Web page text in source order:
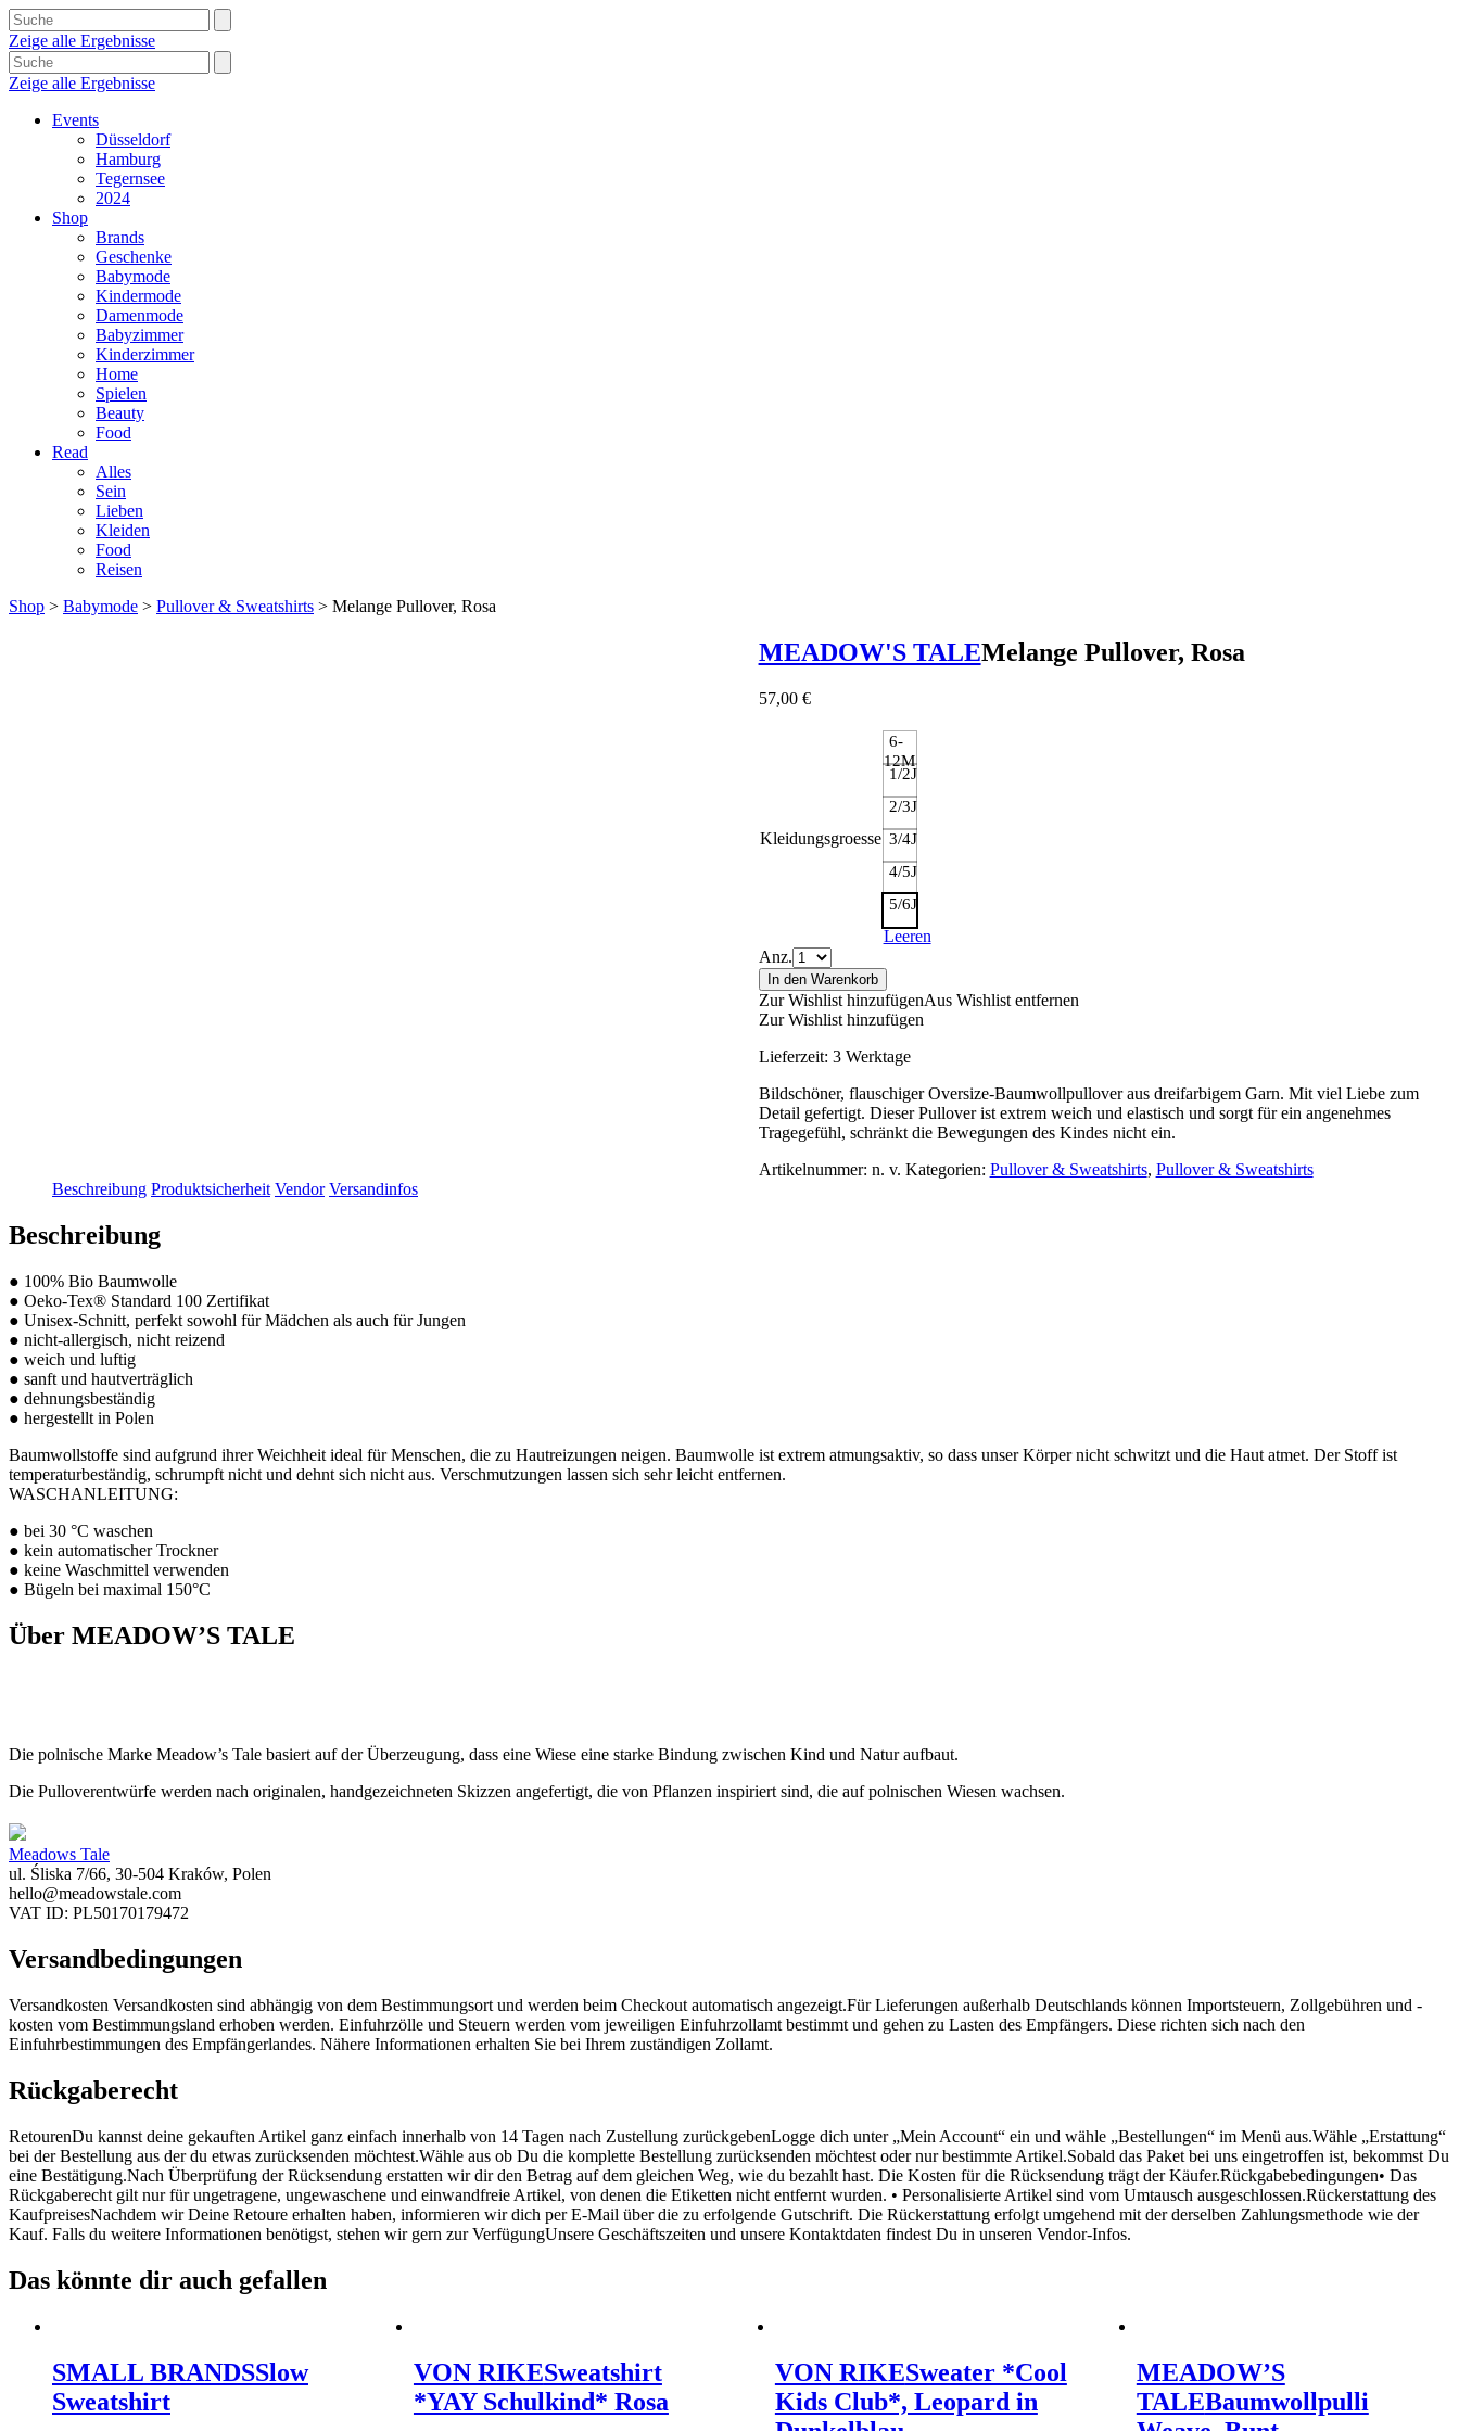
Zeige alle Ergebnisse
Zeige alle Ergebnisse
Events
Düsseldorf
Hamburg
Tegernsee
2024
Shop
Brands
Geschenke
Babymode
Kindermode
Damenmode
Babyzimmer
Kinderzimmer
Home
Spielen
Beauty
Food
Read
Alles
Sein
Lieben
Kleiden
Food
Reisen
Shop > Babymode > Pullover & Sweatshirts > Melange Pullover, Rosa
MEADOW'S TALEMelange Pullover, Rosa
57,00 €
Kleidungsgroesse
6-
12M
1/2J
2/3J
3/4J
4/5J
5/6J
Leeren
Anz.
In den Warenkorb
Zur Wishlist hinzufügenAus Wishlist entfernen
Zur Wishlist hinzufügen
Lieferzeit: 3 Werktage
Bildschöner, flauschiger Oversize-Baumwollpullover aus dreifarbigem Garn. Mit viel Liebe zum
Detail gefertigt. Dieser Pullover ist extrem weich und elastisch und sorgt für ein angenehmes
Tragegefühl, schränkt die Bewegungen des Kindes nicht ein.
Artikelnummer: n. v. Kategorien: Pullover & Sweatshirts, Pullover & Sweatshirts
Beschreibung Produktsicherheit Vendor Versandinfos
Beschreibung
● 100% Bio Baumwolle
● Oeko-Tex® Standard 100 Zertifikat
● Unisex-Schnitt, perfekt sowohl für Mädchen als auch für Jungen
● nicht-allergisch, nicht reizend
● weich und luftig
● sanft und hautverträglich
● dehnungsbeständig
● hergestellt in Polen
Baumwollstoffe sind aufgrund ihrer Weichheit ideal für Menschen, die zu Hautreizungen neigen. Baumwolle ist extrem atmungsaktiv, so dass unser Körper nicht schwitzt und die Haut atmet. Der Stoff ist
temperaturbeständig, schrumpft nicht und dehnt sich nicht aus. Verschmutzungen lassen sich sehr leicht entfernen.
WASCHANLEITUNG:
● bei 30 °C waschen
● kein automatischer Trockner
● keine Waschmittel verwenden
● Bügeln bei maximal 150°C
Über MEADOW’S TALE
Die polnische Marke Meadow’s Tale basiert auf der Überzeugung, dass eine Wiese eine starke Bindung zwischen Kind und Natur aufbaut.
Die Pulloverentwürfe werden nach originalen, handgezeichneten Skizzen angefertigt, die von Pflanzen inspiriert sind, die auf polnischen Wiesen wachsen.
Meadows Tale
ul. Śliska 7/66, 30-504 Kraków, Polen
hello@meadowstale.com
VAT ID: PL50170179472
Versandbedingungen
Versandkosten Versandkosten sind abhängig von dem Bestimmungsort und werden beim Checkout automatisch angezeigt.Für Lieferungen außerhalb Deutschlands können Importsteuern, Zollgebühren und -
kosten vom Bestimmungsland erhoben werden. Einfuhrzölle und Steuern werden vom jeweiligen Einfuhrzollamt bestimmt und gehen zu Lasten des Empfängers. Diese richten sich nach den
Einfuhrbestimmungen des Empfängerlandes. Nähere Informationen erhalten Sie bei Ihrem zuständigen Zollamt.
Rückgaberecht
RetourenDu kannst deine gekauften Artikel ganz einfach innerhalb von 14 Tagen nach Zustellung zurückgebenLogge dich unter „Mein Account“ ein und wähle „Bestellungen“ im Menü aus.Wähle „Erstattung“
bei der Bestellung aus der du etwas zurücksenden möchtest.Wähle aus ob Du die komplette Bestellung zurücksenden möchtest oder nur bestimmte Artikel.Sobald das Paket bei uns eingetroffen ist, bekommst Du
eine Bestätigung.Nach Überprüfung der Rücksendung erstatten wir dir den Betrag auf dem gleichen Weg, wie du bezahlt hast. Die Kosten für die Rücksendung trägt der Käufer.Rückgabebedingungen• Das
Rückgaberecht gilt nur für ungetragene, ungewaschene und einwandfreie Artikel, von denen die Etiketten nicht entfernt wurden. • Personalisierte Artikel sind vom Umtausch ausgeschlossen.Rückerstattung des
KaufpreisesNachdem wir Deine Retoure erhalten haben, informieren wir dich per E-Mail über die zu erfolgende Gutschrift. Die Rückerstattung erfolgt umgehend mit der derselben Zahlungsmethode wie der
Kauf. Falls du weitere Informationen benötigst, stehen wir gern zur VerfügungUnsere Geschäftszeiten und unsere Kontaktdaten findest Du in unseren Vendor-Infos.
Das könnte dir auch gefallen
SMALL BRANDSSlow
Sweatshirt
VON RIKESweatshirt
*YAY Schulkind* Rosa
VON RIKESweater *Cool
Kids Club*, Leopard in
MEADOW’S
TALEBaumwollpulli